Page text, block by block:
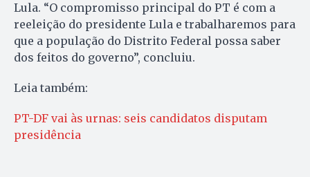
Lula. “O compromisso principal do PT é com a
reeleição do presidente Lula e trabalharemos para
que a população do Distrito Federal possa saber
dos feitos do governo”, concluiu.
Leia também:
PT-DF vai às urnas: seis candidatos disputam
presidência